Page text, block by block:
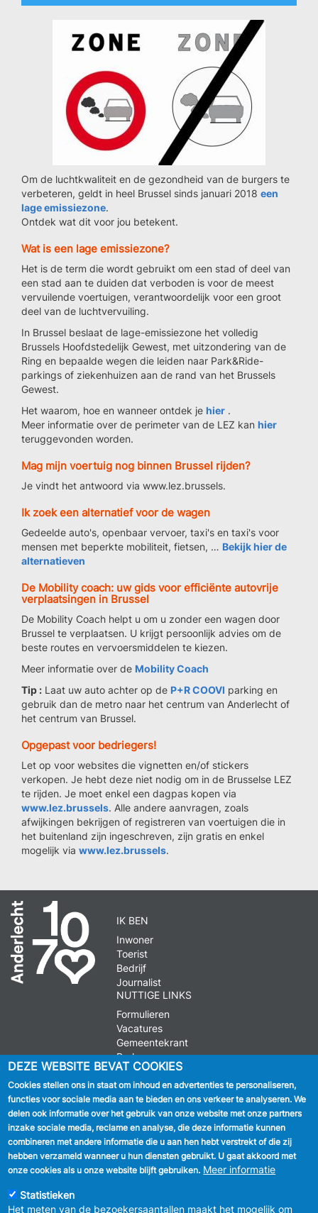
Om de luchtkwaliteit en de gezondheid van de burgers te
verbeteren, geldt in heel Brussel sinds januari 2018 een
lage emissiezone.
Ontdek wat dit voor jou betekent.
Wat is een lage emissiezone?
Het is de term die wordt gebruikt om een stad of deel van
een stad aan te duiden dat verboden is voor de meest
vervuilende voertuigen, verantwoordelijk voor een groot
deel van de luchtvervuiling.
In Brussel beslaat de lage-emissiezone het volledig
Brussels Hoofdstedelijk Gewest, met uitzondering van de
Ring en bepaalde wegen die leiden naar Park&Ride-
parkings of ziekenhuizen aan de rand van het Brussels
Gewest.
Het waarom, hoe en wanneer ontdek je hier .
Meer informatie over de perimeter van de LEZ kan hier
teruggevonden worden.
Mag mijn voertuig nog binnen Brussel rijden?
Je vindt het antwoord via www.lez.brussels.
Ik zoek een alternatief voor de wagen
Gedeelde auto's, openbaar vervoer, taxi's en taxi's voor
mensen met beperkte mobiliteit, fietsen, … Bekijk hier de
alternatieven
De Mobility coach: uw gids voor efficiënte autovrije
verplaatsingen in Brussel
De Mobility Coach helpt u om u zonder een wagen door
Brussel te verplaatsen. U krijgt persoonlijk advies om de
beste routes en vervoersmiddelen te kiezen.
Meer informatie over de Mobility Coach
Tip : Laat uw auto achter op de P+R COOVI parking en
gebruik dan de metro naar het centrum van Anderlecht of
het centrum van Brussel.
Opgepast voor bedriegers!
Let op voor websites die vignetten en/of stickers
verkopen. Je hebt deze niet nodig om in de Brusselse LEZ
te rijden. Je moet enkel een dagpas kopen via
www.lez.brussels. Alle andere aanvragen, zoals
afwijkingen bekrijgen of registreren van voertuigen die in
het buitenland zijn ingeschreven, zijn gratis en enkel
mogelijk via www.lez.brussels.
IK BEN
Inwoner
Toerist
Bedrijf
Journalist
NUTTIGE LINKS
Formulieren
Vacatures
Gemeentekrant
Parkeren
VOLG ONS
Facebook
Linkedin
Instagram
DEZE WEBSITE BEVAT COOKIES
Cookies stellen ons in staat om inhoud en advertenties te personaliseren,
functies voor sociale media aan te bieden en ons verkeer te analyseren. We
delen ook informatie over het gebruik van onze website met onze partners
inzake sociale media, reclame en analyse, die deze informatie kunnen
combineren met andere informatie die u aan hen hebt verstrekt of die zij
hebben verzameld wanneer u hun diensten gebruikt. U gaat akkoord met
onze cookies als u onze website blijft gebruiken. Meer informatie
Statistieken
Het meten van de bezoekersaantallen maakt het mogelijk om